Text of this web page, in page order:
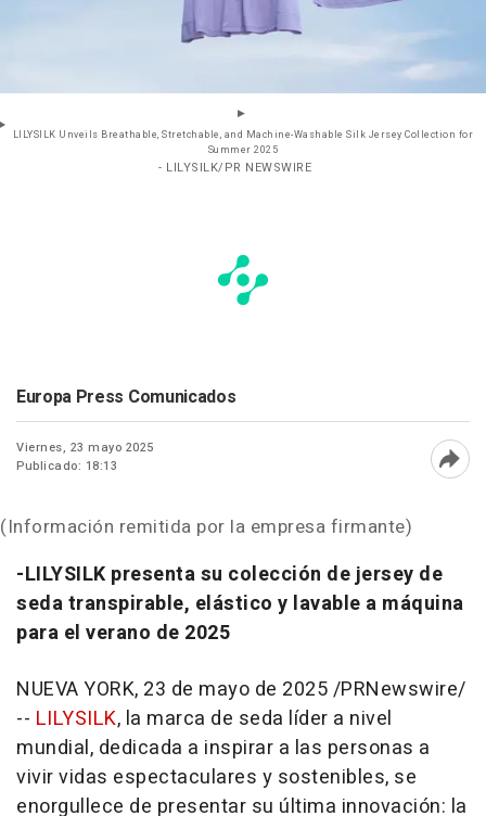
LILYSILK Unveils Breathable, Stretchable, and Machine-Washable Silk Jersey Collection for
Summer 2025
- LILYSILK/PR NEWSWIRE
Europa Press Comunicados
Viernes, 23 mayo 2025
Publicado: 18:13
(Información remitida por la empresa firmante)
-LILYSILK presenta su colección de jersey de
seda transpirable, elástico y lavable a máquina
para el verano de 2025
NUEVA YORK, 23 de mayo de 2025/PRNewswire/
-- LILYSILK, la marca de seda líder a nivel
mundial, dedicada a inspirar a las personas a
vivir vidas espectaculares y sostenibles, se
enorgullece de presentar su última innovación: la